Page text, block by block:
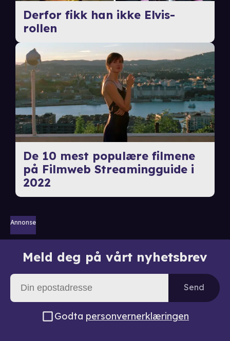
Derfor fikk han ikke Elvis-
rollen
De 10 mest populære filmene
på Filmweb Streamingguide i
2022
Annonse
Meld deg på vårt nyhetsbrev
Send
Godta personvernerklæringen